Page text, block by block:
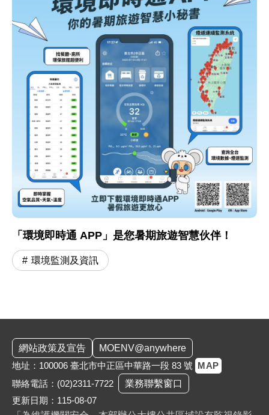
「環境即時通 APP」是您暑期旅遊智慧伙伴！
環境監測及資訊
網站政策及宣告
MOENV@anywhere
地址：100006 臺北市中正區中華路一段 83 號
MAP
聯絡電話： (02)2311-7722
業務聯繫窗口
更新日期：115-08-07